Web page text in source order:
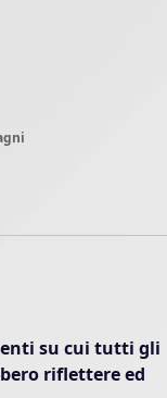
su cui tutti gli
riflettere ed